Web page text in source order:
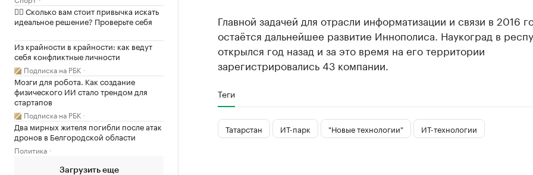
✍🏻 Сколько вам стоит привычка искать
идеальное решение? Проверьте себя
Из крайности в крайности: как ведут
себя конфликтные личности
Подписка на РБК
Мозги для робота. Как создание
физического ИИ стало трендом для
стартапов
Подписка на РБК
Два мирных жителя погибли после атак
дронов в Белгородской области
Политика
Загрузить еще
Главной задачей для отрасли информатизации и связи в 2016
остаётся дальнейшее развитие Иннополиса. Наукоград в
открылся год назад и за это время на его территории
зарегистрировались 43 компании.
Теги
Татарстан ИТ-парк "Новые технологии" ИТ-технологии